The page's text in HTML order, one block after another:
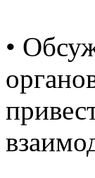
•